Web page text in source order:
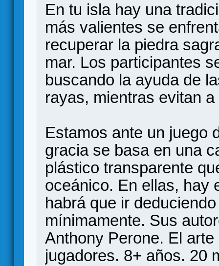
En tu isla hay una
más valientes se
recuperar la piedra
mar. Los participantes
buscando la ayuda de
rayas, mientras evitan
Estamos ante un juego
gracia se basa en una
plástico transparente
oceánico. En ellas, hay
habrá que ir
mínimamente. Sus
Anthony Perone. El
jugadores. 8+ años. 20